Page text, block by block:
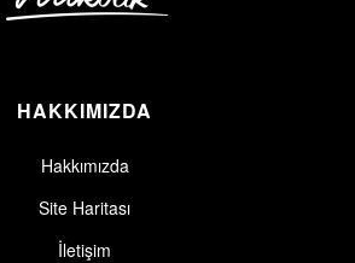
HAKKIMIZDA
Hakkımızda
Site Haritası
İletişim